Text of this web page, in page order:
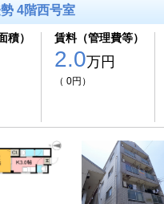
4階西号室
積） 賃料（管理費等）
2.0万円
（ 0円）